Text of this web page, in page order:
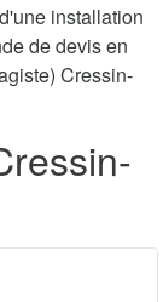
installation
de devis en
Cressin-